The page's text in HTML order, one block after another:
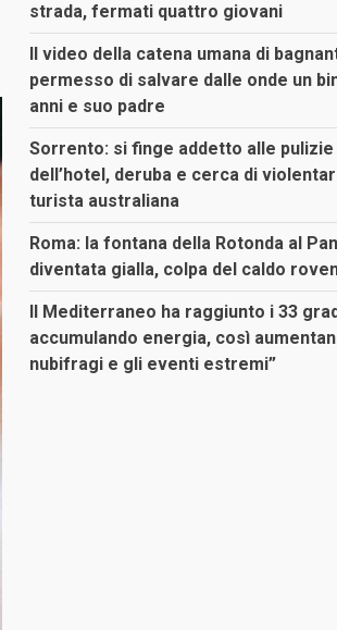
strada, fermati quattro giovani
Il video della catena umana di
permesso di salvare dalle onde un
anni e suo padre
Sorrento: si finge addetto alle pulizie
dell’hotel, deruba e cerca di
turista australiana
Roma: la fontana della Rotonda al
diventata gialla, colpa del caldo
Il Mediterraneo ha raggiunto i 33
accumulando energia, così
nubifragi e gli eventi estremi”